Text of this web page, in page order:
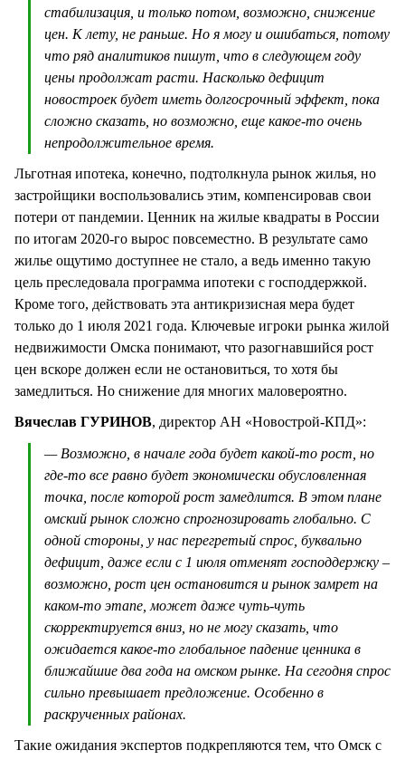
стабилизация, и только потом, возможно, снижение
цен. К лету, не раньше. Но я могу и ошибаться, потому
что ряд аналитиков пишут, что в следующем году
цены продолжат расти. Насколько дефицит
новостроек будет иметь долгосрочный эффект, пока
сложно сказать, но возможно, еще какое-то очень
непродолжительное время.
Льготная ипотека, конечно, подтолкнула рынок жилья, но
застройщики воспользовались этим, компенсировав свои
потери от пандемии. Ценник на жилые квадраты в России
по итогам 2020-го вырос повсеместно. В результате само
жилье ощутимо доступнее не стало, а ведь именно такую
цель преследовала программа ипотеки с господдержкой.
Кроме того, действовать эта антикризисная мера будет
только до 1 июля 2021 года. Ключевые игроки рынка жилой
недвижимости Омска понимают, что разогнавшийся рост
цен вскоре должен если не остановиться, то хотя бы
замедлиться. Но снижение для многих маловероятно.
Вячеслав ГУРИНОВ, директор АН «Новострой-КПД»:
— Возможно, в начале года будет какой-то рост, но
где-то все равно будет экономически обусловленная
точка, после которой рост замедлится. В этом плане
омский рынок сложно спрогнозировать глобально. С
одной стороны, у нас перегретый спрос, буквально
дефицит, даже если с 1 июля отменят господдержку –
возможно, рост цен остановится и рынок замрет на
каком-то этапе, может даже чуть-чуть
скорректируется вниз, но не могу сказать, что
ожидается какое-то глобальное падение ценника в
ближайшие два года на омском рынке. На сегодня спрос
сильно превышает предложение. Особенно в
раскрученных районах.
Такие ожидания экспертов подкрепляются тем, что Омск с